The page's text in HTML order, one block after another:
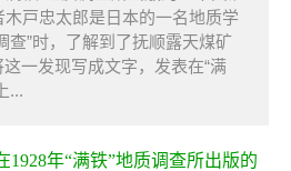
戸忠太郎是日本的一名地质学
查”时，了解到了抚顺露天煤矿
一发现写成文字，发表在“满
...
1928年“满铁”地质调查所出版的